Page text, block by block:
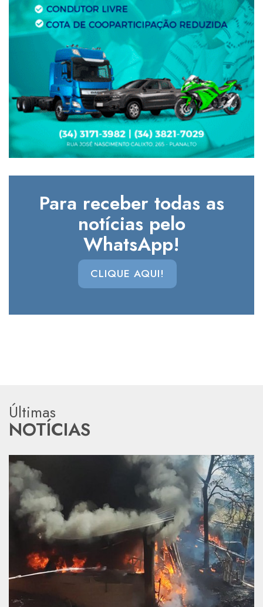
Para receber todas as
notícias pelo
WhatsApp!
CLIQUE AQUI!
Últimas
NOTÍCIAS